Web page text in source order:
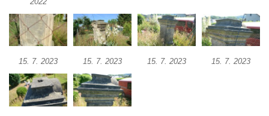
Centrální kříž hřbitova v Hrobčicích
Kříž u silnice z Chouče do Mirošovic
Centrální kříž hřbitova v Chouči
Kříž na rozcestí v Záluží
Kříž v ulici V Zátiší v Dobříni
15. 7. 2023 15. 7. 2023 15. 7. 2023 15. 7. 2023